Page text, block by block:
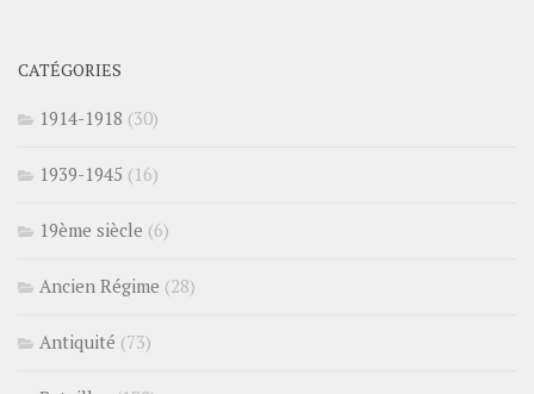
CATÉGORIES
1914-1918 (30)
1939-1945 (16)
19ème siècle (6)
Ancien Régime (28)
Antiquité (73)